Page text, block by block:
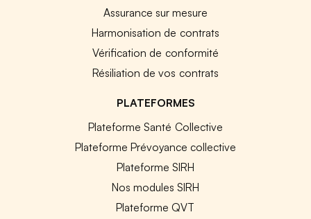
Assurance sur mesure
Harmonisation de contrats
Vérification de conformité
Résiliation de vos contrats
PLATEFORMES
Plateforme Santé Collective
Plateforme Prévoyance collective
Plateforme SIRH
Nos modules SIRH
Plateforme QVT